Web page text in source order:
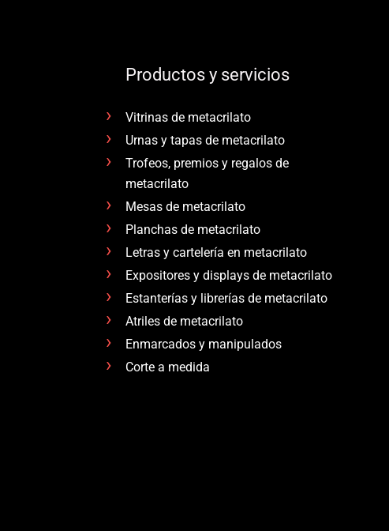
Productos y servicios
Vitrinas de metacrilato
Urnas y tapas de metacrilato
Trofeos, premios y regalos de
metacrilato
Mesas de metacrilato
Planchas de metacrilato
Letras y cartelería en metacrilato
Expositores y displays de metacrilato
Estanterías y librerías de metacrilato
Atriles de metacrilato
Enmarcados y manipulados
Corte a medida